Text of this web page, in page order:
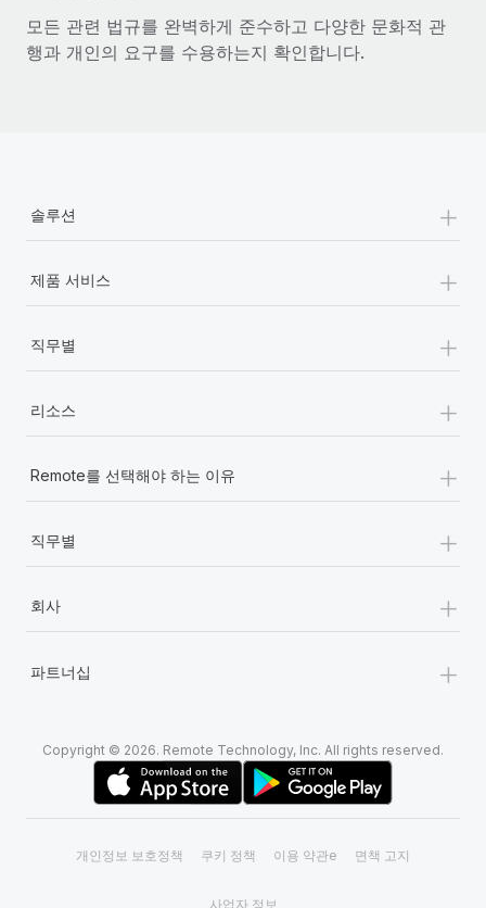
Remote Contractor Management Plus
Remote의 사명은 모든 규모의 기업이 전 세계 어디서든 업무에 가
비디오 콘텐츠를 활용한 마케팅이 계속해서 인기를 끌면서, 기업들
니다. 그러나 대부분의 회사들은 그렇게 높은 품질의...
모든 관련 법규를 완벽하게 준수하고 다양한 문화적 관
행과 개인의 요구를 수용하는지 확인합니다.
솔루션 +
제품 서비스 +
직무별 +
리소스 +
Remote를 선택해야 하는 이유 +
직무별 +
회사 +
파트너십 +
Copyright © 2026. Remote Technology, Inc. All rights reserved.
개인정보 보호정책 쿠키 정책 이용 약관e 면책 고지
사업자 정보